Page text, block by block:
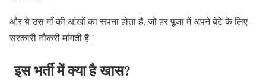
और ये उस माँ की आंखों का सपना होता है, जो हर पूजा में अपने बेटे के लिए
सरकारी नौकरी मांगती है।
इस भर्ती में क्या है खास?